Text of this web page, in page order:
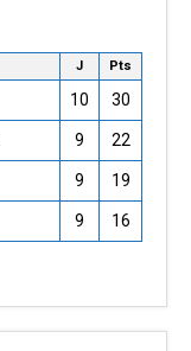
J Pts
10 30
9 22
9 19
9 16